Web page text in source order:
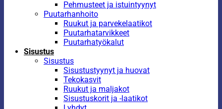
Pehmusteet ja istuintyynyt
Puutarhanhoito
Ruukut ja parvekelaatikot
Puutarhatarvikkeet
Puutarhatyökalut
Sisustus
Sisustus
Sisustustyynyt ja huovat
Tekokasvit
Ruukut ja maljakot
Sisustuskorit ja -laatikot